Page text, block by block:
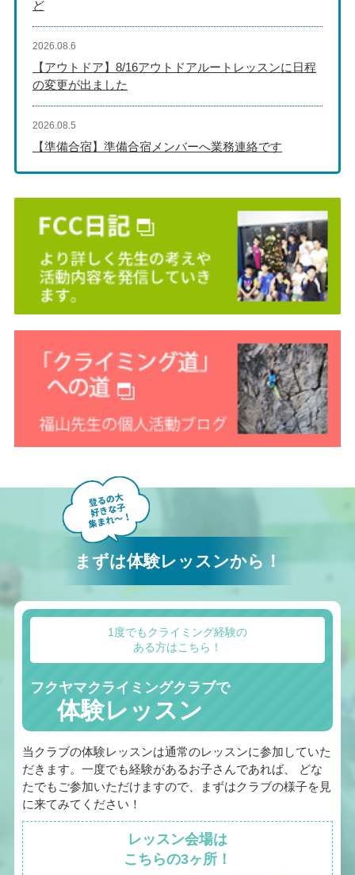
ど
【アウトドア】8/16アウトドアルートレッスンに日程
の変更が出ました
2026.08.6
【準備合宿】準備合宿メンバーへ業務連絡です
2026.08.5
まずは体験レッスンから！
1度でもクライミング経験の
ある方はこちら！
フクヤマクライミングクラブで
体験レッスン
当クラブの体験レッスンは通常のレッスンに参加していた
だきます。一度でも経験があるお子さんであれば、 どな
たでもご参加いただけますので、まずはクラブの様子を見
に来てみてください！
レッスン会場は
こちらの3ヶ所！